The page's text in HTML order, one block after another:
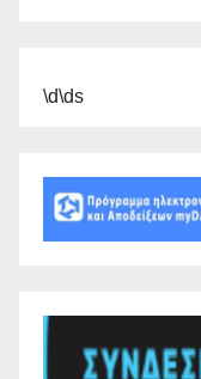
\d\ds